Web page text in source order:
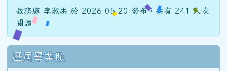
教務處 李淑烘 於 2026-05-20 發布，共有 241 人次
閱讀
右邊區域內容
歷屆畢業照114學年度(115年6月)第56屆甲班